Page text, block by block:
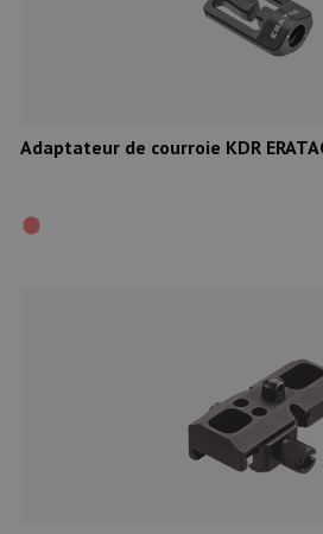
Adaptateur de courroie KDR